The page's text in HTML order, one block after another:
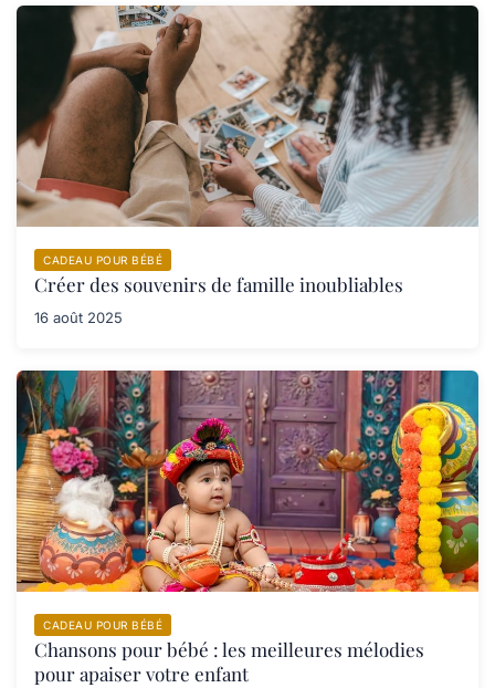
CADEAU POUR BÉBÉ
Créer des souvenirs de famille inoubliables
16 août 2025
CADEAU POUR BÉBÉ
Chansons pour bébé : les meilleures mélodies
pour apaiser votre enfant